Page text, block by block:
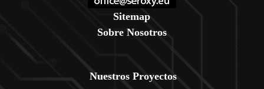
Sitemap
Sobre Nosotros
Nuestros Proyectos